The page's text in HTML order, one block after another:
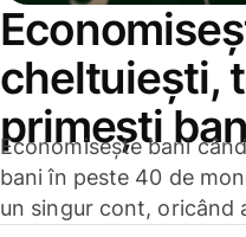
cheltuiești,
primești
Economisește bani
bani în peste 40 de
un singur cont, oricând